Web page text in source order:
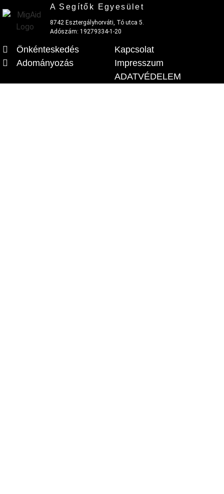
A Segítők Egyesület
8742 Esztergályhorváti, Tó utca 5.
Adószám: 19279334-1-20
Önkénteskedés
Adományozás
Kapcsolat
Impresszum
ADATVÉDELEM